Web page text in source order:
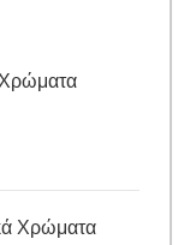
Χρώματα